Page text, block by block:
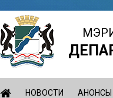
Jump
to
navigation
НОВОСТИ АНОНСЫ